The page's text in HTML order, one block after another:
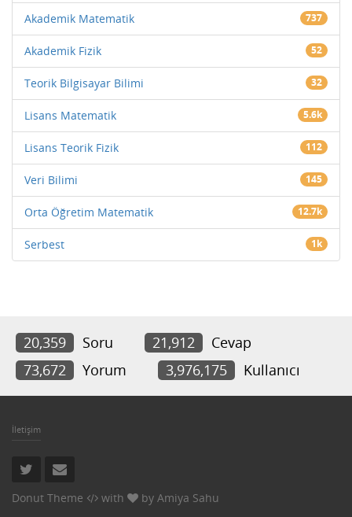
Akademik Matematik 737
Akademik Fizik 52
Teorik Bilgisayar Bilimi 32
Lisans Matematik 5.6k
Lisans Teorik Fizik 112
Veri Bilimi 145
Orta Öğretim Matematik 12.7k
Serbest 1k
20,359 Soru 21,912
Cevap
73,672
Yorum 3,976,175 Kullanıcı
İletişim
Donut Theme with by Amiya Sahu